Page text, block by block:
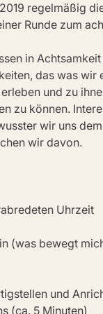
regelmäßig
Runde zum
in
das was wir
und zu
zu können.
wir uns
wir davon.
Uhrzeit
in (was bewegt
und
(ca. 5 Minuten)